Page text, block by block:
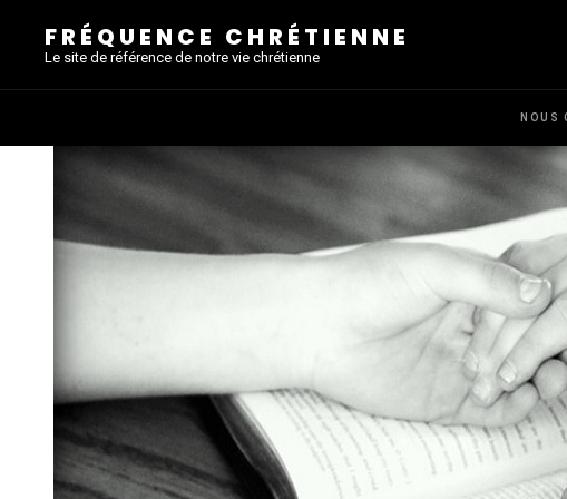
FRÉQUENCE CHRÉTIENNE
Le site de référence de notre vie chrétienne
NOUS